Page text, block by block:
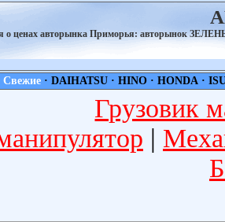
о ценах авторынка Приморья: авторынок
Свежие ·DAIHATSU ·HINO ·HONDA ·
Грузовик
|